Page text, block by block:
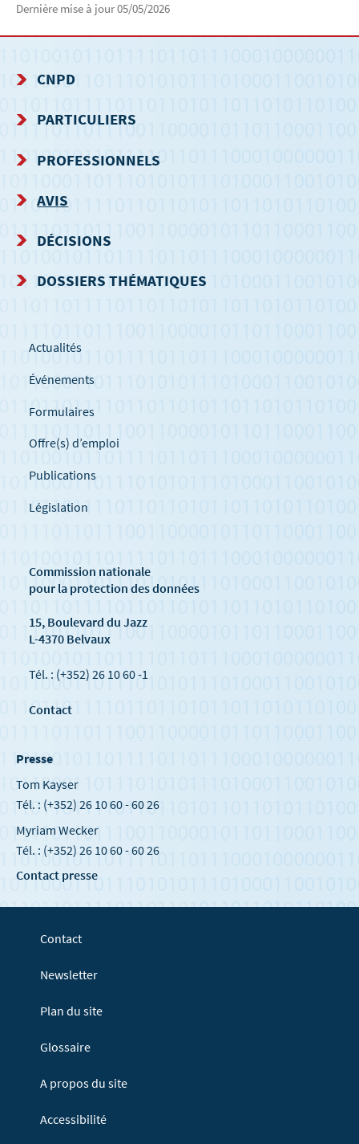
Dernière mise à jour05/05/2026
MENU
DE
NAVIGATION
CNPD
PARTICULIERS
PROFESSIONNELS
AVIS
DÉCISIONS
DOSSIERS THÉMATIQUES
Actualités
Événements
Formulaires
Offre(s) d’emploi
Publications
Législation
Commission nationale
pour la protection des données
15, Boulevard du Jazz
L-4370 Belvaux
Tél. : (+352) 26 10 60 -1
Contact
Presse
Tom Kayser
Tél. : (+352) 26 10 60 - 60 26
Myriam Wecker
Tél. : (+352) 26 10 60 - 60 26
Contact presse
Contact
Newsletter
Plan du site
Glossaire
A propos du site
Accessibilité